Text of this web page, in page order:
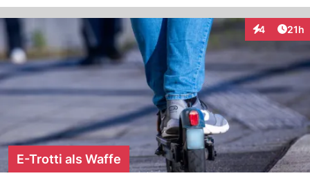
4
Interaktionen
21h
E-Trotti als Waffe